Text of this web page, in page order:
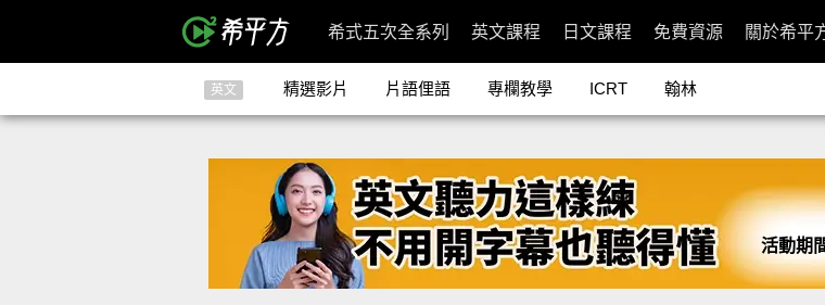
希式五次全系列 英文課程 日文課程 免費資源 關於希平
英文 精選影片 片語俚語 專欄教學 ICRT 翰林
活動期